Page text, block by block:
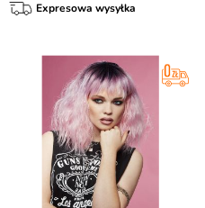
Expresowa wysyłka